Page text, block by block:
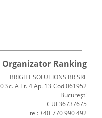
Organizator Ranking
BRIGHT SOLUTIONS BR SRL
Sc. A Et. 4 Ap. 13 Cod 061952
București
CUI 36737675
tel: +40 770 990 492